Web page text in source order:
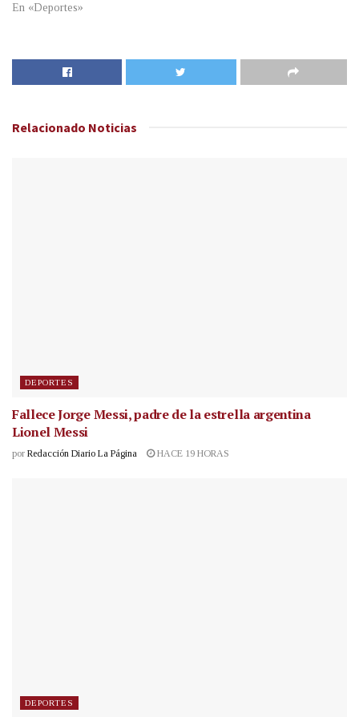
En «Deportes»
Relacionado Noticias
DEPORTES
Fallece Jorge Messi, padre de la estrella argentina
Lionel Messi
por Redacción Diario La Página HACE 19 HORAS
DEPORTES